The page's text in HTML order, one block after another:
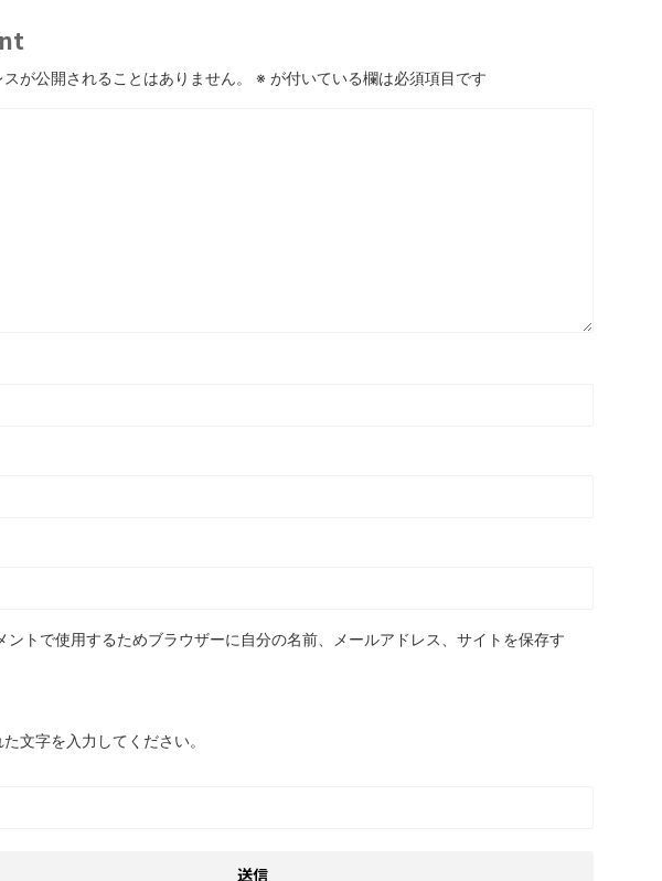
スが公開されることはありません。 ※ が付いている欄は必須項目です
ントで使用するためブラウザーに自分の名前、メールアドレス、サイトを保存す
た文字を入力してください。